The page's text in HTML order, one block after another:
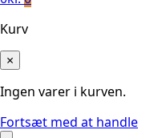
Kurv
×
Ingen varer i kurven.
Fortsæt med at handle